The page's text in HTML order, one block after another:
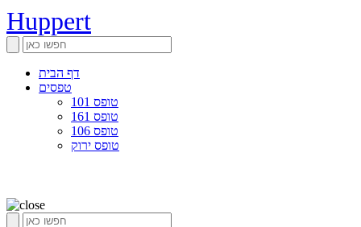
Huppert
דף הבית
טפסים
טופס 101
טופס 161
טופס 106
טופס ירוק